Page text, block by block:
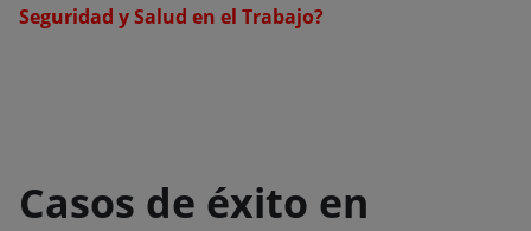
Seguridad y Salud en el Trabajo?
Casos de éxito en